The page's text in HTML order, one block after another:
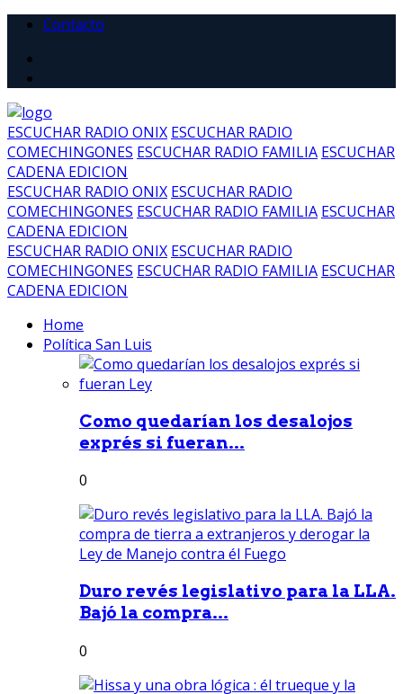
Contacto
ESCUCHAR RADIO ONIX ESCUCHAR RADIO
COMECHINGONES ESCUCHAR RADIO FAMILIA ESCUCHAR
CADENA EDICION
ESCUCHAR RADIO ONIX ESCUCHAR RADIO
COMECHINGONES ESCUCHAR RADIO FAMILIA ESCUCHAR
CADENA EDICION
ESCUCHAR RADIO ONIX ESCUCHAR RADIO
COMECHINGONES ESCUCHAR RADIO FAMILIA ESCUCHAR
CADENA EDICION
Home
Política San Luis
Como quedarían los desalojos
exprés si fueran...
0
Duro revés legislativo para la LLA.
Bajó la compra...
0